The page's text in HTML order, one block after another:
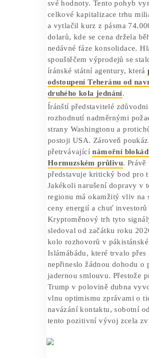
Bitcoin a světové
momentálně procházejí
nejistoty, kterou
mezinárodní vztahy.
Bitcoin.comreaguje toto
mimořádně citlivě na
východu, což vede k
výkyvům.
Bitcoin pod tlakem
Cena Bitcoinu klesla 20.
zhruba 73 700 dolarů.
hodin tak kryptoměna
své hodnoty. Tento
celkové kapitalizace
a vytlačil kurz z pásma
dolarů, kde se cena
nedávné fáze
spouštěčem výprodejů
íránské státní agentury,
odstoupení Teheránu od
druhého kola jednání.
Íránští představitelé
strany Washingtonu a